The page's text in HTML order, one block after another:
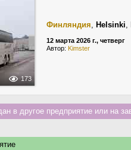
173
Финляндия, Helsinki,
12 марта 2026 г., четверг
Автор: Kimster
в другое предприятие или на